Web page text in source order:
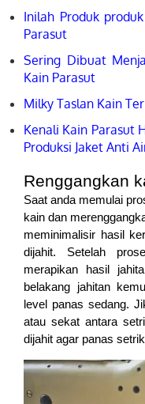
Inilah Produk
Parasut
Sering Dibuat
Kain Parasut
Milky Taslan Kain
Kenali Kain Parasut
Produksi Jaket Anti
Renggangkan
Saat anda memulai
kain dan
meminimalisir hasil
dijahit. Setelah
merapikan hasil
belakang jahitan
level panas sedang.
atau sekat antara
dijahit agar panas